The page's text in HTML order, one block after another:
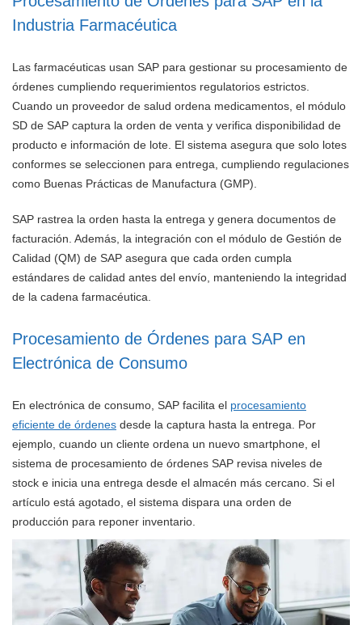
Industria Farmacéutica
Las farmacéuticas usan SAP para gestionar su procesamiento de
órdenes cumpliendo requerimientos regulatorios estrictos.
Cuando un proveedor de salud ordena medicamentos, el módulo
SD de SAP captura la orden de venta y verifica disponibilidad de
producto e información de lote. El sistema asegura que solo lotes
conformes se seleccionen para entrega, cumpliendo regulaciones
como Buenas Prácticas de Manufactura (GMP).
SAP rastrea la orden hasta la entrega y genera documentos de
facturación. Además, la integración con el módulo de Gestión de
Calidad (QM) de SAP asegura que cada orden cumpla
estándares de calidad antes del envío, manteniendo la integridad
de la cadena farmacéutica.
Procesamiento de Órdenes para SAP en
Electrónica de Consumo
En electrónica de consumo, SAP facilita el procesamiento
eficiente de órdenes desde la captura hasta la entrega. Por
ejemplo, cuando un cliente ordena un nuevo smartphone, el
sistema de procesamiento de órdenes SAP revisa niveles de
stock e inicia una entrega desde el almacén más cercano. Si el
artículo está agotado, el sistema dispara una orden de
producción para reponer inventario.